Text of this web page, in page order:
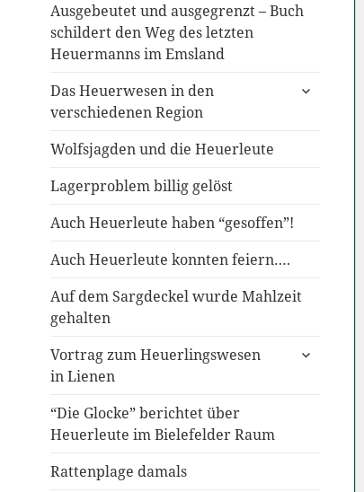
Ausgebeutet und ausgegrenzt – Buch
schildert den Weg des letzten
Heuermanns im Emsland
Das Heuerwesen in den
verschiedenen Region
untermenü
Wolfsjagden und die Heuerleute
Lagerproblem billig gelöst
Auch Heuerleute haben “gesoffen”!
Auch Heuerleute konnten feiern….
Auf dem Sargdeckel wurde Mahlzeit
gehalten
Vortrag zum Heuerlingswesen
in Lienen
untermenü
“Die Glocke” berichtet über
Heuerleute im Bielefelder Raum
Rattenplage damals